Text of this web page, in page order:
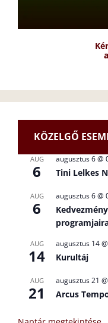
KÖZELGŐ
AUG
6
augusztus 6 @
Tini Lelkes
AUG
6
augusztus 6 @
AUG
14
augusztus 14
Kurultáj
AUG
21
augusztus 21
Arcus